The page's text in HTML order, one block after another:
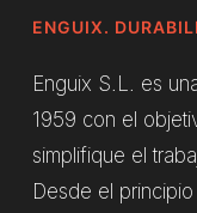
ENGUIX.
Enguix S.L. es
1959 con el
simplifique el
Desde el